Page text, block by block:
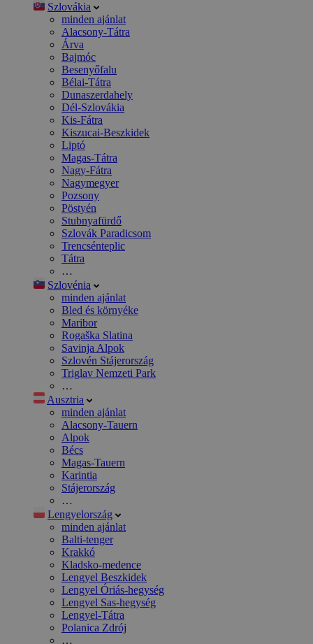
Szlovákia
minden ajánlat
Alacsony-Tátra
Árva
Bajmóc
Besenyőfalu
Bélai-Tátra
Dunaszerdahely
Dél-Szlovákia
Kis-Fátra
Kiszucai-Beszkidek
Liptó
Magas-Tátra
Nagy-Fátra
Nagymegyer
Pozsony
Pöstyén
Stubnyafürdő
Szlovák Paradicsom
Trencsénteplic
Tátra
…
Szlovénia
minden ajánlat
Bled és környéke
Maribor
Rogaška Slatina
Savinja Alpok
Szlovén Stájerország
Triglav Nemzeti Park
…
Ausztria
minden ajánlat
Alacsony-Tauern
Alpok
Bécs
Magas-Tauern
Karintia
Stájerország
…
Lengyelország
minden ajánlat
Balti-tenger
Krakkó
Kladsko-medence
Lengyel Beszkidek
Lengyel Óriás-hegység
Lengyel Sas-hegység
Lengyel-Tátra
Polanica Zdrój
…